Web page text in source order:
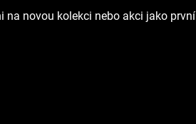
na novou kolekci nebo akci jako první